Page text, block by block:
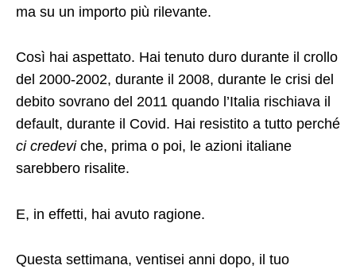
ma su un importo più rilevante.
Così hai aspettato. Hai tenuto duro durante il crollo
del 2000-2002, durante il 2008, durante le crisi del
debito sovrano del 2011 quando l’Italia rischiava il
default, durante il Covid. Hai resistito a tutto perché
ci credeviche, prima o poi, le azioni italiane
sarebbero risalite.
E, in effetti, hai avuto ragione.
Questa settimana, ventisei anni dopo, il tuo